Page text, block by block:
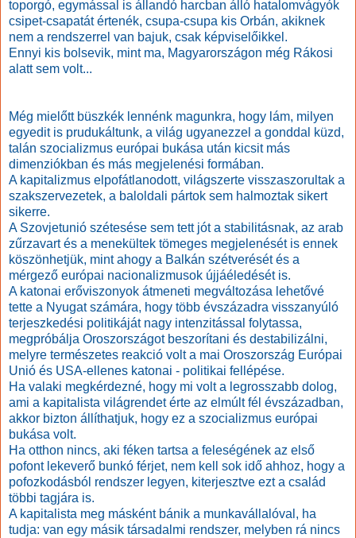
toporgó, egymással is állandó harcban álló hatalomvágyók
csipet-csapatát értenék, csupa-csupa kis Orbán, akiknek
nem a rendszerrel van bajuk, csak képviselőikkel.
Ennyi kis bolsevik, mint ma, Magyarországon még Rákosi
alatt sem volt...
Még mielőtt büszkék lennénk magunkra, hogy lám, milyen
egyedit is prudukáltunk, a világ ugyanezzel a gonddal küzd,
talán szocializmus európai bukása után kicsit más
dimenziókban és más megjelenési formában.
A kapitalizmus elpofátlanodott, világszerte visszaszorultak a
szakszervezetek, a baloldali pártok sem halmoztak sikert
sikerre.
A Szovjetunió szétesése sem tett jót a stabilitásnak, az arab
zűrzavart és a menekültek tömeges megjelenését is ennek
köszönhetjük, mint ahogy a Balkán szétverését és a
mérgező európai nacionalizmusok újjáéledését is.
A katonai erőviszonyok átmeneti megváltozása lehetővé
tette a Nyugat számára, hogy több évszázadra visszanyúló
terjeszkedési politikáját nagy intenzitással folytassa,
megpróbálja Oroszországot beszorítani és destabilizálni,
melyre természetes reakció volt a mai Oroszország Európai
Unió és USA-ellenes katonai - politikai fellépése.
Ha valaki megkérdezné, hogy mi volt a legrosszabb dolog,
ami a kapitalista világrendet érte az elmúlt fél évszázadban,
akkor bizton állíthatjuk, hogy ez a szocializmus európai
bukása volt.
Ha otthon nincs, aki féken tartsa a feleségének az első
pofont lekeverő bunkó férjet, nem kell sok idő ahhoz, hogy a
pofozkodásból rendszer legyen, kiterjesztve ezt a család
többi tagjára is.
A kapitalista meg másként bánik a munkavállalóval, ha
tudja: van egy másik társadalmi rendszer, melyben rá nincs